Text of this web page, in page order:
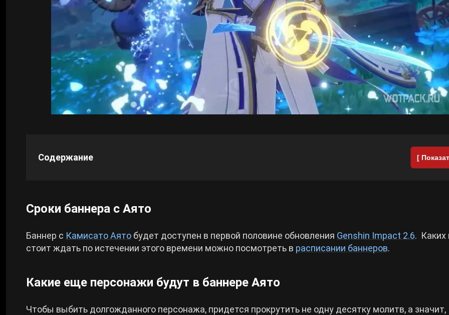
Path of Exile 2
Wuthering Waves
Hogwarts Legacy
Все игры
Содержание [
Сроки баннера с Аято
Баннер с Камисато Аято будет доступен в первой половине обновления Genshin Impact 2.6. Каких
стоит ждать по истечении этого времени можно посмотреть в расписании баннеров.
Какие еще персонажи будут в баннере Аято
Чтобы выбить долгожданного персонажа, придется прокрутить не одну десятку молитв, а значит,